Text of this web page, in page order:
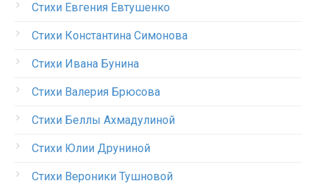
Стихи Евгения Евтушенко
Стихи Константина Симонова
Стихи Ивана Бунина
Стихи Валерия Брюсова
Стихи Беллы Ахмадулиной
Стихи Юлии Друниной
Стихи Вероники Тушновой